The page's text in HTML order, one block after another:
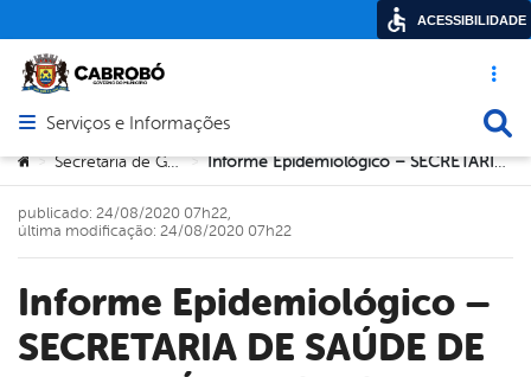
Acesso
Abrir menu principal de navegação
Serviços e Informações
Você está aqui:
> Secretaria de Governo > Informe Epidemiológico – SECRETARIA DE SAÚDE DE CABROBÓ – 23/08/2020
Informe Epidemiológico –
SECRETARIA DE SAÚDE DE
publicado: 24/08/2020 07h22,
última modificação: 24/08/2020 07h22
ACESSIBILIDADE